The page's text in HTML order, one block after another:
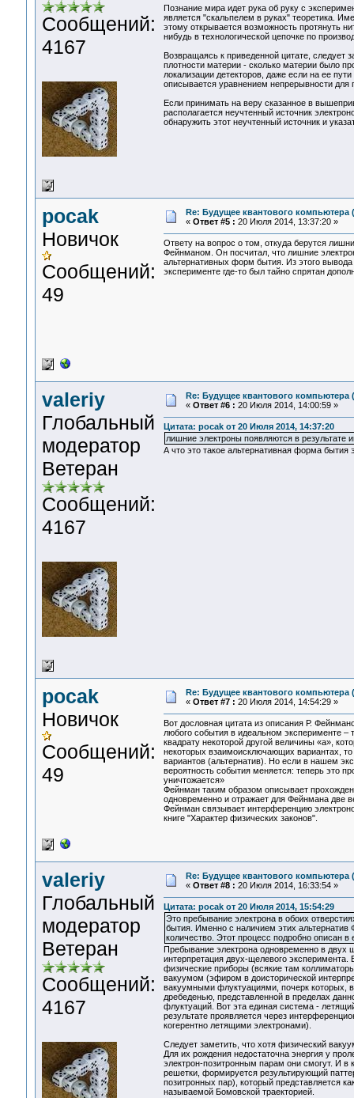
Сообщений:
4167
Познание мира идет рука об руку с
является "скальпелем в руках" теоретика.
этому открывается возможность протянуть
нибудь в технологической цепочке по
Возвращаясь к приведенной цитате, следует
плотности материи - сколько материи было
локализации детекторов, даже если на ее
описывается уравнением непрерывности для
Если принимать на веру сказанное в
располагается неучтенный источник
обнаружить этот неучтенный источник и
pocak
Новичок
Сообщений:
49
Re: Будущее квантового компьютера
« Ответ #5 : 20 Июля 2014, 13:37:20 »
Ответу на вопрос о том, откуда берутся
Фейнманом. Он посчитал, что лишние
альтернативных форм бытия. Из этого
эксперименте где-то был тайно спрятан
valeriy
Глобальный
модератор
Ветеран
Сообщений:
4167
Re: Будущее квантового компьютера
« Ответ #6 : 20 Июля 2014, 14:00:59 »
Цитата: pocak от 20 Июля 2014, 14:37:20
лишние электроны появляются в результате
А что это такое альтернативная форма бытия
pocak
Новичок
Сообщений:
49
Re: Будущее квантового компьютера
« Ответ #7 : 20 Июля 2014, 14:54:29 »
Вот дословная цитата из описания Р.
любого события в идеальном эксперименте –
квадрату некоторой другой величины «а»,
некоторых взаимоисключающих вариантах,
вариантов (альтернатив). Но если в нашем
вероятность события меняется: теперь это
уничтожается»
Фейнман таким образом описывает
одновременно и отражает для Фейнмана две
Фейнман связывает интерференцию
книге "Характер физических законов".
valeriy
Глобальный
модератор
Ветеран
Сообщений:
4167
Re: Будущее квантового компьютера
« Ответ #8 : 20 Июля 2014, 16:33:54 »
Цитата: pocak от 20 Июля 2014, 15:54:29
Это пребывание электрона в обоих
бытия. Именно с наличием этих альтернатив
количество. Этот процесс подробно описан в
Пребывание электрона одновременно в двух
интерпретация двух-щелевого
физические приборы (всякие там
вакуумом (эфиром в доисторической
вакуумными флуктуациями, почерк которых,
дребеденью, представленной в пределах
флуктуаций. Вот эта единая система -
результате проявляется через
когерентно летящими электронами).
Следует заметить, что хотя физический
Для их рождения недостаточна энергия у
электрон-позитронным парам они смогут. И в
решетки, формируется результирующий
позитронных пар), который представляется
называемой Бомовской траекторией.